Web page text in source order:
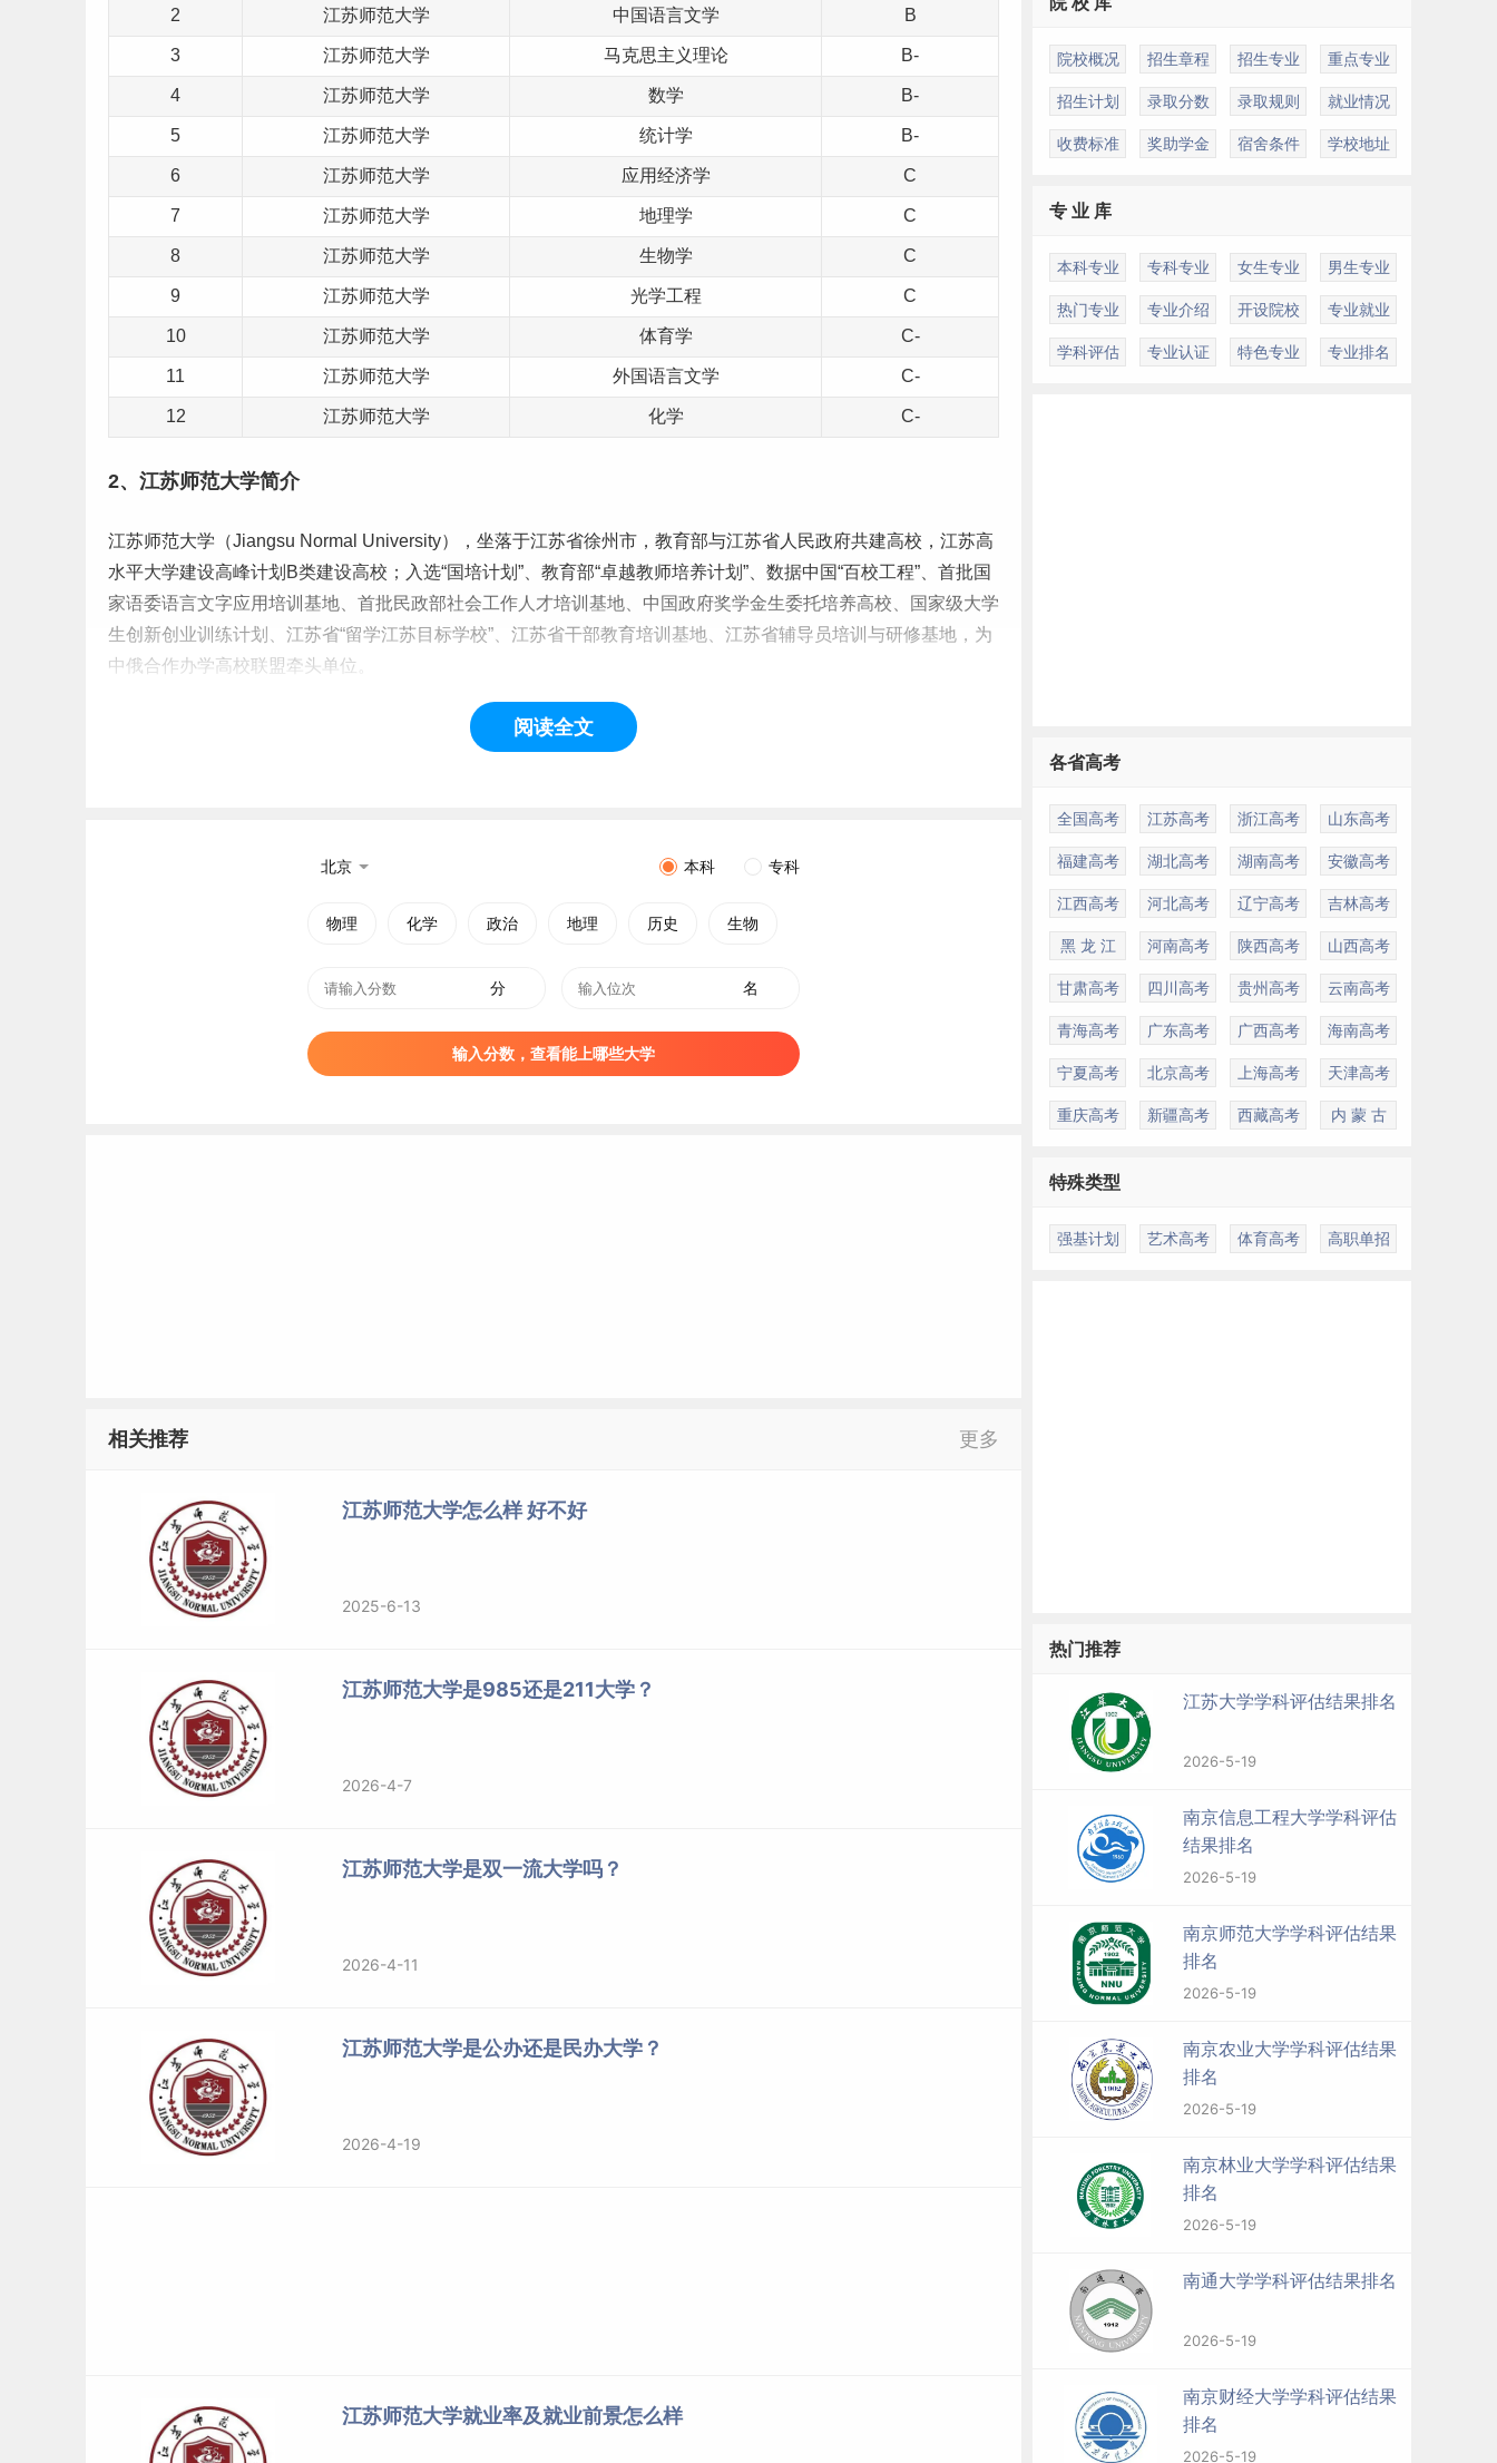
2 江苏师范大学 中国语言文学 B
3 江苏师范大学 马克思主义理论 B-
4 江苏师范大学 数学 B-
5 江苏师范大学 统计学 B-
6 江苏师范大学 应用经济学 C
7 江苏师范大学 地理学 C
8 江苏师范大学 生物学 C
9 江苏师范大学 光学工程 C
10 江苏师范大学 体育学 C-
11 江苏师范大学 外国语言文学 C-
12 江苏师范大学 化学 C-
2、江苏师范大学简介
江苏师范大学（Jiangsu Normal University），坐落于江苏省徐州市，教育部与江苏省人民政府共建高校，江苏高
水平大学建设高峰计划B类建设高校；入选“国培计划”、教育部“卓越教师培养计划”、数据中国“百校工程”、首批国
家语委语言文字应用培训基地、首批民政部社会工作 人才培训基地、中国政府奖学金生委托培养高校、国家级大学
生创新创业训练计划、江苏省“留学江苏目标学校”、江苏省干部教育培训基地、江苏省辅导员培训与研修基地，为
中俄合作办学高校联盟牵头单位。
学校前身是1952年创办的苏南军区转业干部文化速成学校。1956年成立江苏省中学师资训练班。1957年成立江苏
。1959年与徐州师范专科学校合并，成立徐州师范学院，是当时苏北地区唯一的
阅读全文
北京 本科 专科
物理 化学 政治 地理 历史 生物
分 名
输入分数，查看能上哪些大学
相关推荐 更多
江苏师范大学怎么样 好不好
2025-6-13
江苏师范大学是985还是211大学？
2026-4-7
江苏师范大学是双一流大学吗？
2026-4-11
江苏师范大学是公办还是民办大学？
2026-4-19
江苏师范大学就业率及就业前景怎么样
院校概况 招生章程 招生专业 重点专业
招生计划 录取分数 录取规则 就业情况
收费标准 奖助学金 宿舍条件 学校地址
专 业 库
本科专业 专科专业 女生专业 男生专业
热门专业 专业介绍 开设院校 专业就业
学科评估 专业认证 特色专业 专业排名
各省高考
全国高考 江苏高考 浙江高考 山东高考
福建高考 湖北高考 湖南高考 安徽高考
江西高考 河北高考 辽宁高考 吉林高考
黑 龙 江 河南高考 陕西高考 山西高考
甘肃高考 四川高考 贵州高考 云南高考
青海高考 广东高考 广西高考 海南高考
宁夏高考 北京高考 上海高考 天津高考
重庆高考 新疆高考 西藏高考 内 蒙 古
特殊类型
强基计划 艺术高考 体育高考 高职单招
热门推荐
江苏大学学科评估结果排名
2026-5-19
南京信息工程大学学科评估
结果排名
2026-5-19
南京师范大学学科评估结果
排名
2026-5-19
南京农业大学学科评估结果
排名
2026-5-19
南京林业大学学科评估结果
排名
2026-5-19
南通大学学科评估结果排名
2026-5-19
南京财经大学学科评估结果
排名
2026-5-19